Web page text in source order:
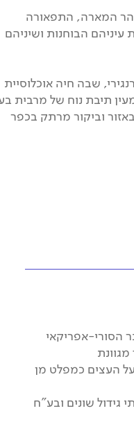
נהר המארה, התפאורה
הבוחנות ושיניהם
שבה חיה אוכלוסיית
תיבת נוח של מרבית
וביקור מרתק בכפר
הסורי-אפריקאי
העצים כמפלט מן
גידול שונים ובע"ח